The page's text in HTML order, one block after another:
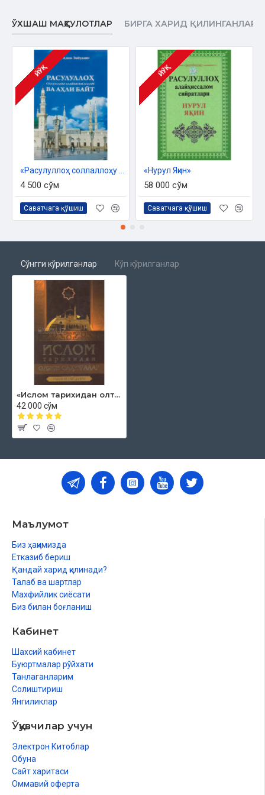
ЎХШАШ МАҲСУЛОТЛАР БИРГА ХАРИД ҚИЛИНГАНЛАР
ЙЎҚ
4 500 сўм
Саватчага қўшиш
ЙЎҚ
«Нурул Яқин»
58 000 сўм
Саватчага қўшиш
Сўнгги кўрилганлар Кўп кўрилганлар
«Ислом тарихидан олтин саҳифалар» (умавийлар даври)
42 000 сўм
Маълумот
Биз ҳақимизда
Етказиб бериш
Қандай харид қилинади?
Талаб ва шартлар
Махфийлик сиёсати
Биз билан боғланиш
Кабинет
Шахсий кабинет
Буюртмалар рўйхати
Танлаганларим
Солиштириш
Янгиликлар
Ўқувчилар учун
Электрон Китоблар
Обуна
Сайт харитаси
Оммавий оферта